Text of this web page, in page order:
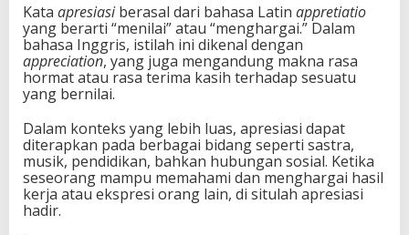
i
d
u
p
a
o
s
i
a
l
Kata apresiasiberasal dari bahasa Latin appretiatio
yang berarti “menilai” atau “menghargai.” Dalam
bahasa Inggris, istilah ini dikenal dengan
appreciation, yang juga mengandung makna rasa
hormat atau rasa terima kasih terhadap sesuatu
yang bernilai.
Dalam konteks yang lebih luas, apresiasi dapat
diterapkan pada berbagai bidang seperti sastra,
musik, pendidikan, bahkan hubungan sosial. Ketika
seseorang mampu memahami dan menghargai hasil
kerja atau ekspresi orang lain, di situlah apresiasi
hadir.